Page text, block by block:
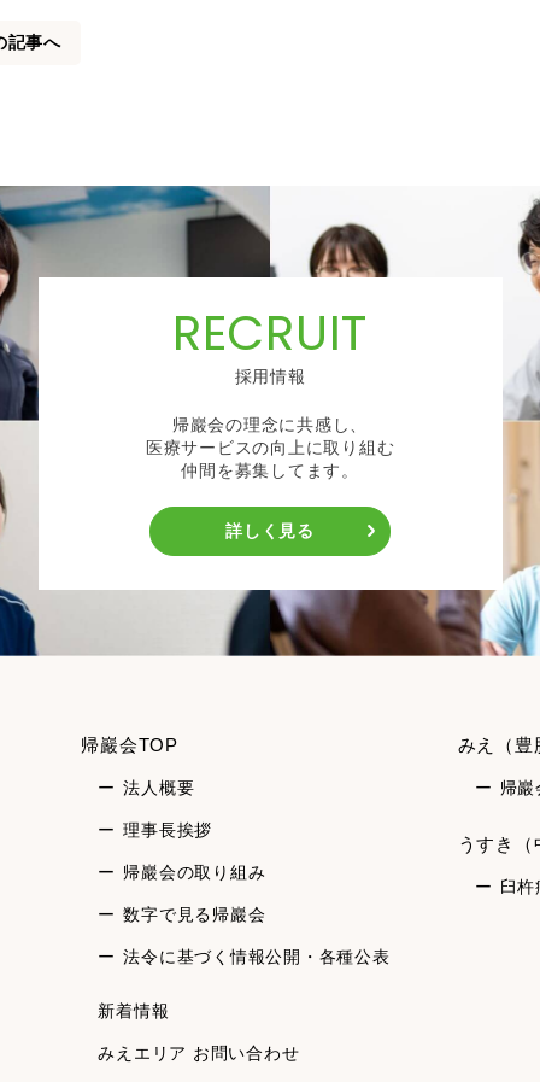
記事へ
RECRUIT
採用情報
帰巖会の理念に共感し、
医療サービスの向上に取り組む
仲間を募集してます。
詳しく見る
帰巖会TOP
法人概要
理事長挨拶
帰巖会の取り組み
数字で見る帰巖会
法令に基づく情報公開・各種公表
みえ（豊
帰巖
うすき（
臼杵
新着情報
みえエリア お問い合わせ